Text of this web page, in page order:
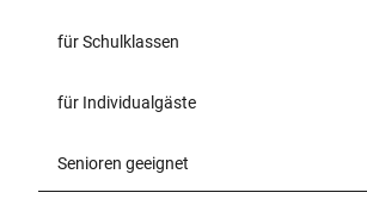
für Schulklassen
für Individualgäste
Senioren geeignet